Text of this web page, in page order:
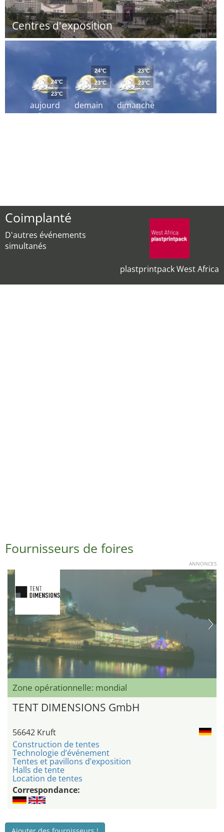
Centres d'exposition
aujourd
´hui
24°C
23°C
demain
24°C
23°C
dimanche
23°C
23°C
Coimplanté
D'autres événements
simultanés
plastprintpack West Africa
Fournisseurs de foires
ANNONCES
Zone opérationnelle: mondial
TENT DIMENSIONS GmbH
56642 Kruft
Construction de tentes
Technologie d’événement
Tentes et pavillons d’exposition
Halls de tente
Location de tentes
Correspondance: